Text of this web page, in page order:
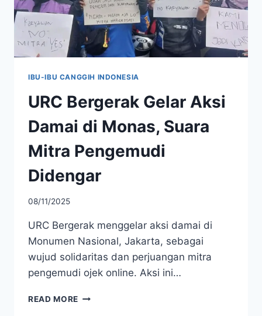
IBU-IBU CANGGIH INDONESIA
URC Bergerak Gelar Aksi
Damai di Monas, Suara
Mitra Pengemudi
Didengar
08/11/2025
URC Bergerak menggelar aksi damai di
Monumen Nasional, Jakarta, sebagai
wujud solidaritas dan perjuangan mitra
pengemudi ojek online. Aksi ini…
READ MORE URC